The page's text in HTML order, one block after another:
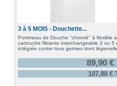
3 à 5 MOIS - Douchette...
Pommeau de Douche "chromé" à flexible
cartouche filtrante interchangeable 3 ou 5
intégrée contre tous germes dont
89,90 €
107,88 €